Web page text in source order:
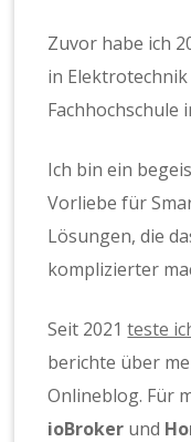
Zuvor habe ich
in
Fachhochschule
Ich bin ein
Vorliebe für
Lösungen, die
komplizierter
Seit 2021teste
berichte über
Onlineblog. Für
ioBroker und